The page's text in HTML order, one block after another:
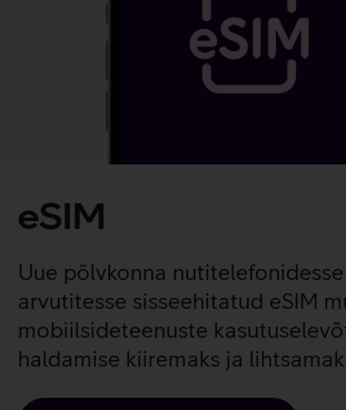
eSIM
Uue põlvkonna
arvutitesse sisseehitatud eSIM
mobiilsideteenuste
haldamise kiiremaks ja